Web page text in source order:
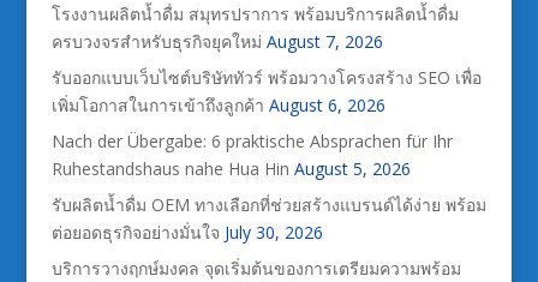
โรงงานผลิตน้ำดื่ม สมุทรปราการ พร้อมบริการผลิตน้ำดื่ม
ครบวงจรสำหรับธุรกิจยุคใหม่ August 7, 2026
รับออกแบบเว็บไซต์บริษัททัวร์ พร้อมวางโครงสร้าง SEO เพื่อ
เพิ่มโอกาสในการเข้าถึงลูกค้า August 6, 2026
Nach der Übergabe: 6 praktische Absprachen für Ihr
Ruhestandshaus nahe Hua Hin August 5, 2026
รับผลิตน้ำดื่ม OEM ทางเลือกที่ช่วยสร้างแบรนด์ได้ง่าย พร้อม
ต่อยอดธุรกิจอย่างมั่นใจ July 30, 2026
บริการวางฤกษ์มงคล จุดเริ่มต้นของการเตรียมความพร้อม